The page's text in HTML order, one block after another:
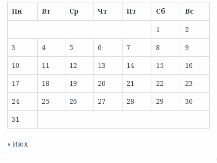
Пн Вт Ср Чт Пт Сб
Вс
1
2
3
4 5 6 7 8
9
10
11 12 13 14 15
16
17
18 19 20 21 22
23
24
25 26 27 28 29
30
31
« Июл